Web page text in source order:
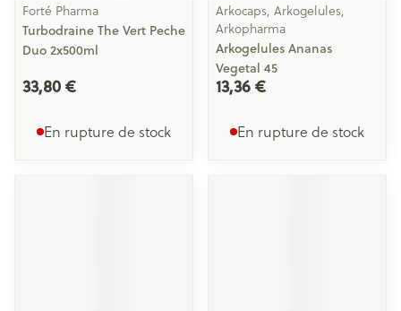
Forté Pharma
Turbodraine The Vert Peche
Duo 2x500ml
33,80 €
En rupture de stock
Arkocaps, Arkogelules,
Arkopharma
Arkogelules Ananas
Vegetal 45
13,36 €
En rupture de stock